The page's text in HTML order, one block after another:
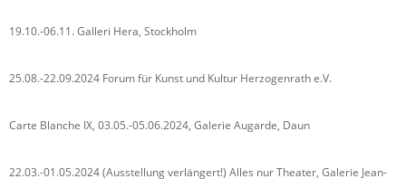
19.10.-06.11. Galleri Hera, Stockholm
25.08.-22.09.2024 Forum für Kunst und Kultur Herzogenrath e.V.
Carte Blanche IX, 03.05.-05.06.2024, Galerie Augarde, Daun
22.03.-01.05.2024 (Ausstellung verlängert!) Alles nur Theater, Galerie Jean-